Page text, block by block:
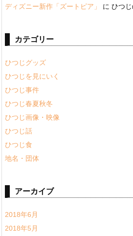
ディズニー新作「ズートピア」
に ひつ
カテゴリー
ひつじグッズ
ひつじを見にいく
ひつじ事件
ひつじ春夏秋冬
ひつじ画像・映像
ひつじ話
ひつじ食
地名・団体
アーカイブ
2018年6月
2018年5月